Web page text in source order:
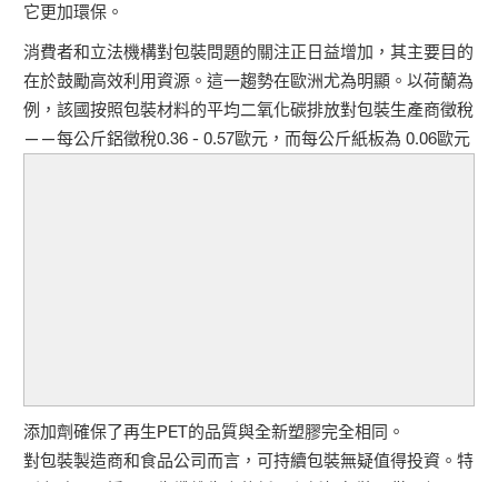
它更加環保。
消費者和立法機構對包裝問題的關注正日益增加，其主要目的
在於鼓勵高效利用資源。這一趨勢在歐洲尤為明顯。以荷蘭為
例，該國按照包裝材料的平均二氧化碳排放對包裝生產商徵稅
——每公斤鋁徵稅0.36 - 0.57歐元，而每公斤紙板為 0.06歐元
添加劑確保了再生PET的品質與全新塑膠完全相同。
對包裝製造商和食品公司而言，可持續包裝無疑值得投資。特